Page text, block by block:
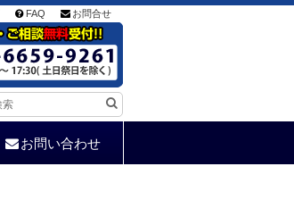
FAQ お問合せ
お問い合わせ